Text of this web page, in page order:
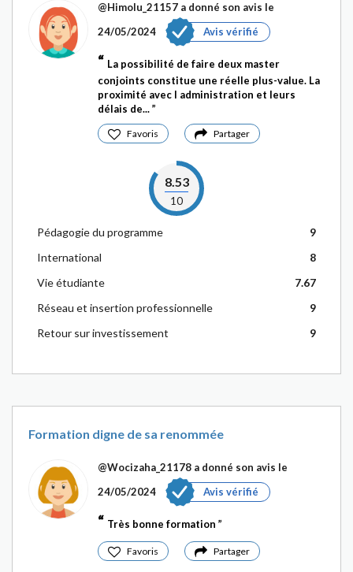
@Himolu_21157 a donné son avis le
24/05/2024
Avis vérifié
La possibilité de faire deux master
conjoints constitue une réelle plus-value. La
proximité avec l administration et leurs
délais de...
Favoris Partager
8.53
10
Pédagogie du programme
9
International
8
Vie étudiante
7.67
Réseau et insertion professionnelle
9
Retour sur investissement
9
Formation digne de sa renommée
@Wocizaha_21178 a donné son avis le
24/05/2024
Avis vérifié
Très bonne formation
Favoris Partager